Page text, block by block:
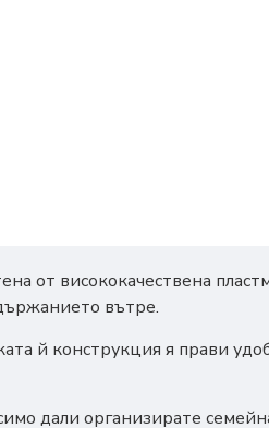
от висококачествена
вътре.
й конструкция я прави
дали организирате